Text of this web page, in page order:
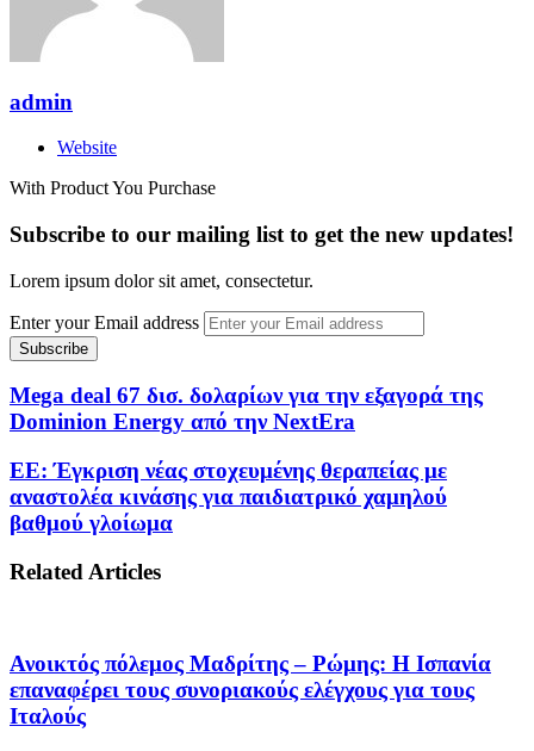
admin
Website
With Product You Purchase
Subscribe to our mailing list to get the new updates!
Lorem ipsum dolor sit amet, consectetur.
Enter your Email address
Mega deal 67 δισ. δολαρίων για την εξαγορά της
Dominion Energy από την NextEra
ΕΕ: Έγκριση νέας στοχευμένης θεραπείας με
αναστολέα κινάσης για παιδιατρικό χαμηλού
βαθμού γλοίωμα
Related Articles
Ανοικτός πόλεμος Μαδρίτης – Ρώμης: Η Ισπανία
επαναφέρει τους συνοριακούς ελέγχους για τους
Ιταλούς